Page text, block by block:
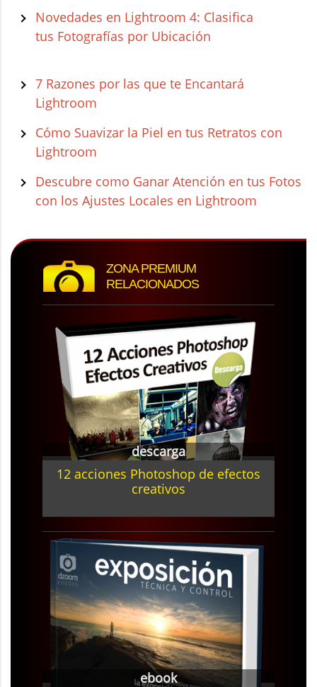
Novedades en Lightroom 4: Clasifica
tus Fotografías por Ubicación
7 Razones por las que te Encantará
Lightroom
Cómo Suavizar la Piel en tus Retratos con
Lightroom
Descubre como Ganar Atención en tus Fotos
con los Ajustes Locales en Lightroom
ZONA PREMIUM
RELACIONADOS
descarga
12 acciones Photoshop de efectos
creativos
ebook